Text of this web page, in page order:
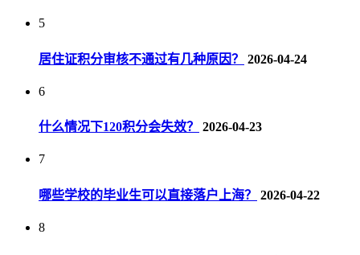
5
居住证积分审核不通过有几种原因？ 2026-04-24
6
什么情况下120积分会失效？ 2026-04-23
7
哪些学校的毕业生可以直接落户上海？ 2026-04-22
8